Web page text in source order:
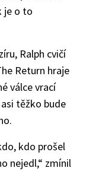
je o to
Ralph cvičí
Return hraje
válce vrací
těžko bude
kdo prošel
nejedl,“ zmínil